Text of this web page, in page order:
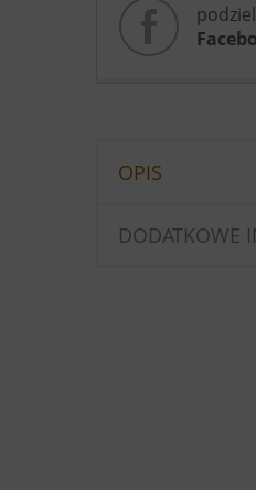
OPIS
DODATKOWE